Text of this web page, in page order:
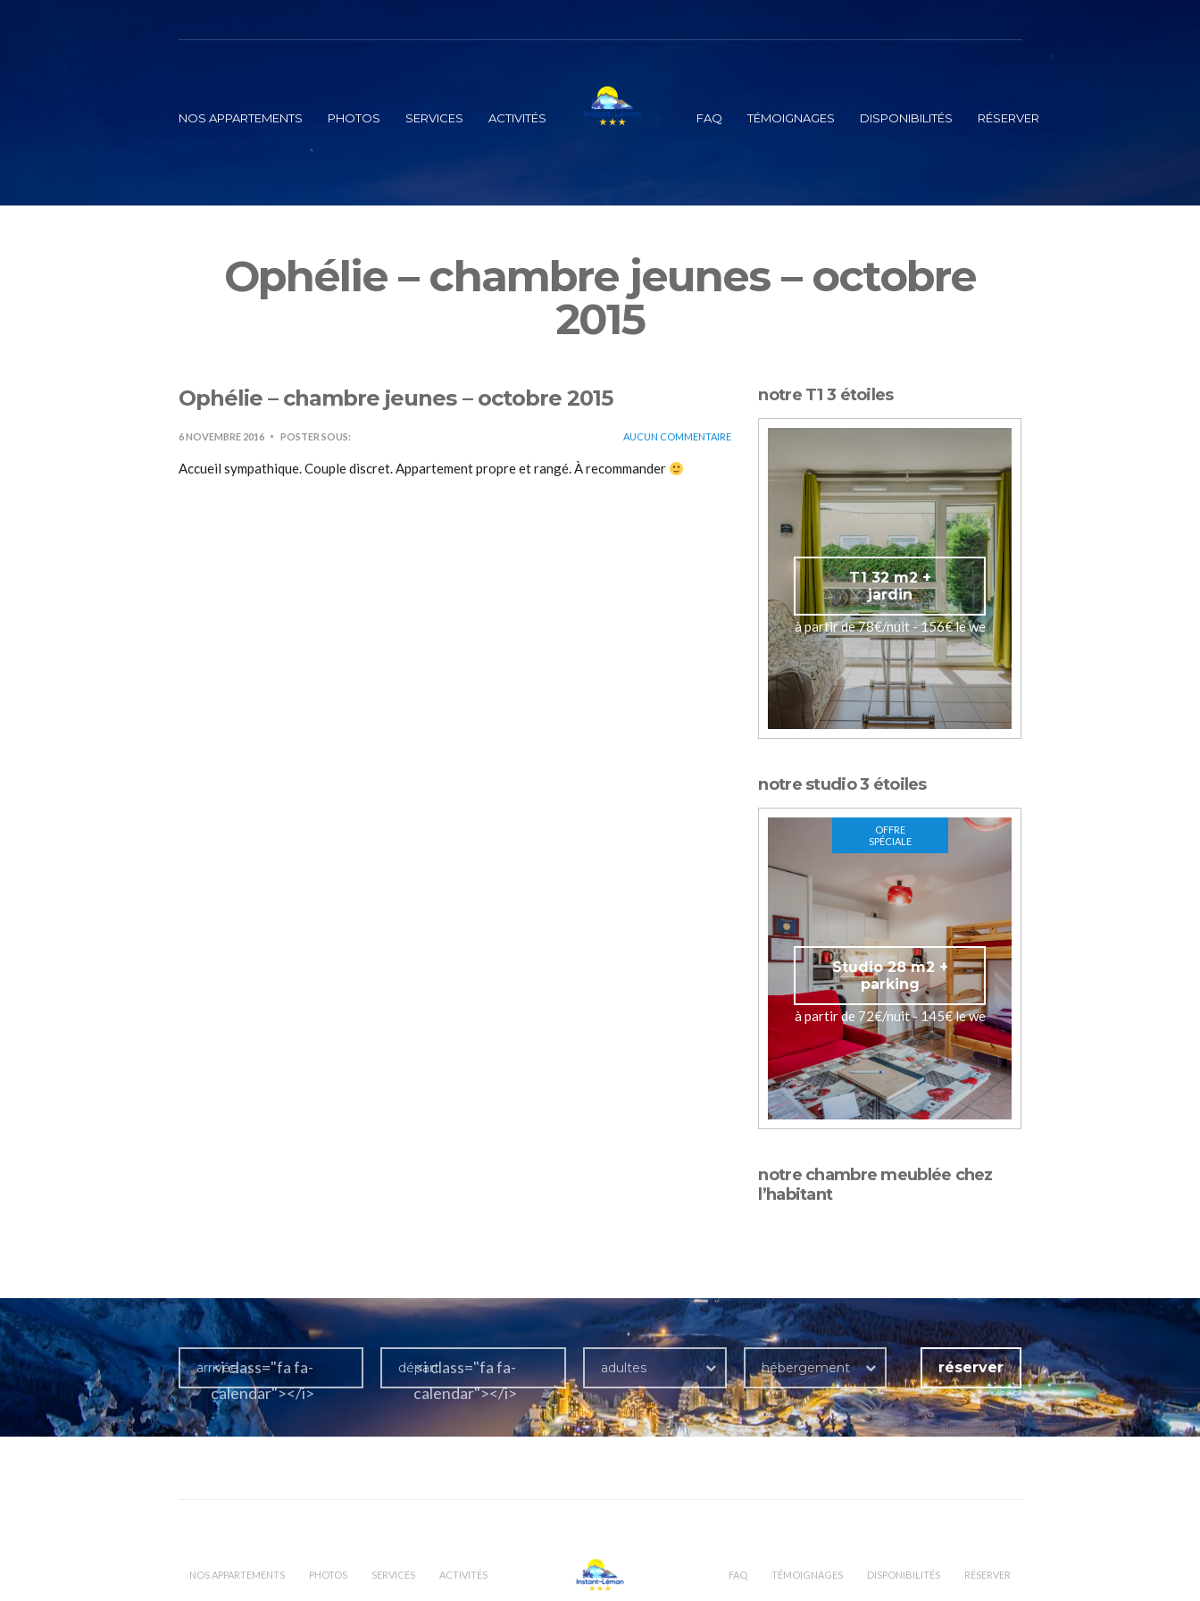
NOS APPARTEMENTS PHOTOS SERVICES ACTIVITÉS FAQ TÉMOIGNAGES DISPONIBILITÉS RÉSERVER
Ophélie – chambre jeunes – octobre
2015
Ophélie – chambre jeunes – octobre 2015
6 NOVEMBRE 2016 POSTER SOUS: AUCUN COMMENTAIRE
Accueil sympathique. Couple discret. Appartement propre et rangé. À recommander
notre T1 3 étoiles
T1 32 m2 +
jardin
à partir de 78€/nuit - 156€ le we
notre studio 3 étoiles
OFFRE
SPÉCIALE
Studio 28 m2 +
parking
à partir de 72€/nuit - 145€ le we
notre chambre meublée chez
l’habitant
<i class="fa fa-
calendar"></i>
<i class="fa fa-
calendar"></i>
adultes hébergement réserver
NOS APPARTEMENTS PHOTOS SERVICES ACTIVITÉS FAQ TÉMOIGNAGES DISPONIBILITÉS RÉSERVER